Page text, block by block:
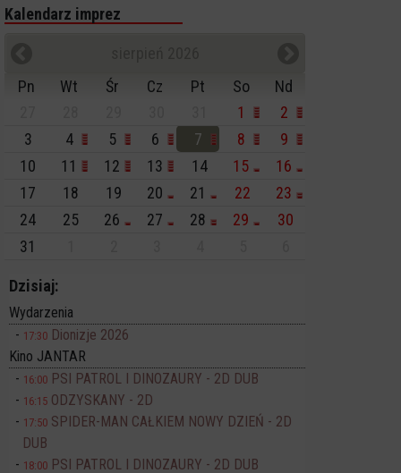
Kalendarz imprez
Pn
Wt Śr Cz Pt So
Nd
1
2
3
4 5 6 7 8
9
10
11 12 13 14 15
16
17
18 19 20 21 22
23
24
25 26 27 28 29
30
31
Dzisiaj:
Wydarzenia
17:30 Dionizje 2026
Kino JANTAR
16:00 PSI PATROL I DINOZAURY - 2D DUB
16:15 ODZYSKANY - 2D
17:50 SPIDER-MAN CAŁKIEM NOWY DZIEŃ - 2D
DUB
18:00 PSI PATROL I DINOZAURY - 2D DUB